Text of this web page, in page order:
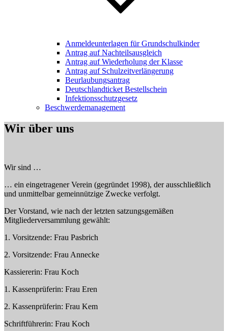
Anmeldeunterlagen für Grundschulkinder
Antrag auf Nachteilsausgleich
Antrag auf Wiederholung der Klasse
Antrag auf Schulzeitverlängerung
Beurlaubungsantrag
Deutschlandticket Bestellschein
Infektionsschutzgesetz
Beschwerdemanagement
Wir über uns
Wir sind …
… ein eingetragener Verein (gegründet 1998), der ausschließlich
und unmittelbar gemeinnützige Zwecke verfolgt.
Der Vorstand, wie nach der letzten satzungsgemäßen
Mitgliederversammlung gewählt:
1. Vorsitzende: Frau Pasbrich
2. Vorsitzende: Frau Annecke
Kassiererin: Frau Koch
1. Kassenprüferin: Frau Eren
2. Kassenprüferin: Frau Kem
Schriftführerin: Frau Koch